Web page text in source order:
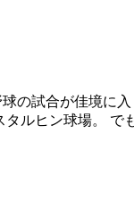
の試合が佳境に
ルヒン球場。